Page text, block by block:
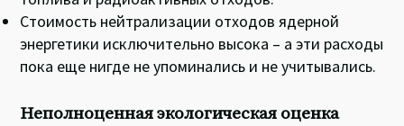
Стоимость нейтрализации отходов ядерной
энергетики исключительно высока – а эти расходы
пока еще нигде не упоминались и не учитывались.
Неполноценная экологическая оценка